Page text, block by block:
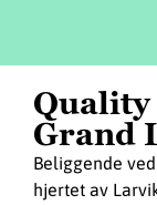
Grand
Beliggende
hjertet av